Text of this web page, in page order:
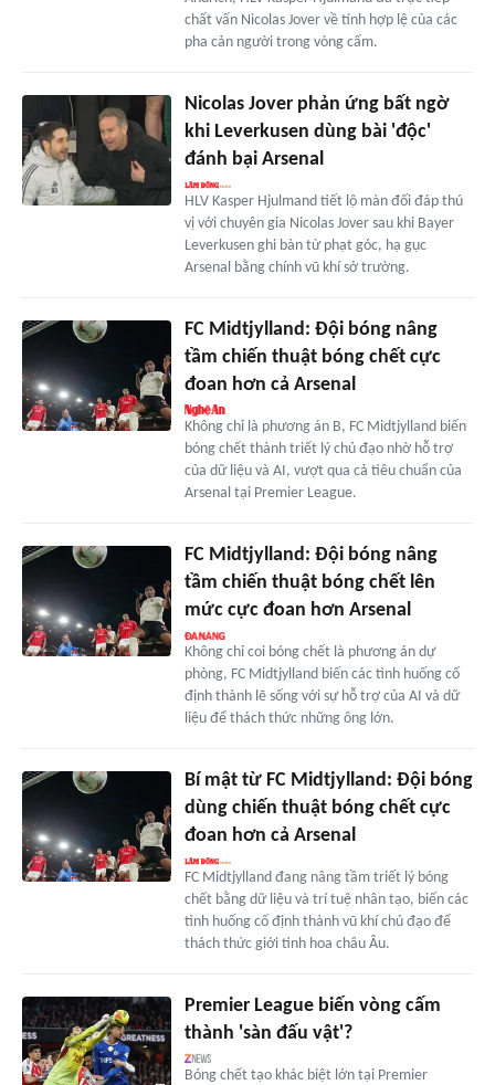
chất vấn Nicolas Jover về tính hợp lệ của các
pha cản người trong vòng cấm.
Nicolas Jover phản ứng bất ngờ
khi Leverkusen dùng bài 'độc'
đánh bại Arsenal
HLV Kasper Hjulmand tiết lộ màn đối đáp thú
vị với chuyên gia Nicolas Jover sau khi Bayer
Leverkusen ghi bàn từ phạt góc, hạ gục
Arsenal bằng chính vũ khí sở trường.
FC Midtjylland: Đội bóng nâng
tầm chiến thuật bóng chết cực
đoan hơn cả Arsenal
Không chỉ là phương án B, FC Midtjylland biến
bóng chết thành triết lý chủ đạo nhờ hỗ trợ
của dữ liệu và AI, vượt qua cả tiêu chuẩn của
Arsenal tại Premier League.
FC Midtjylland: Đội bóng nâng
tầm chiến thuật bóng chết lên
mức cực đoan hơn Arsenal
Không chỉ coi bóng chết là phương án dự
phòng, FC Midtjylland biến các tình huống cố
định thành lẽ sống với sự hỗ trợ của AI và dữ
liệu để thách thức những ông lớn.
Bí mật từ FC Midtjylland: Đội bóng
dùng chiến thuật bóng chết cực
đoan hơn cả Arsenal
FC Midtjylland đang nâng tầm triết lý bóng
chết bằng dữ liệu và trí tuệ nhân tạo, biến các
tình huống cố định thành vũ khí chủ đạo để
thách thức giới tinh hoa châu Âu.
Premier League biến vòng cấm
thành 'sàn đấu vật'?
Bóng chết tạo khác biệt lớn tại Premier